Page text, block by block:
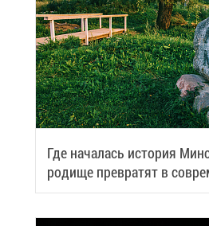
Где на­ча­лась ис­то­рия
ро­ди­ще пре­вра­тят в
че­ский центр